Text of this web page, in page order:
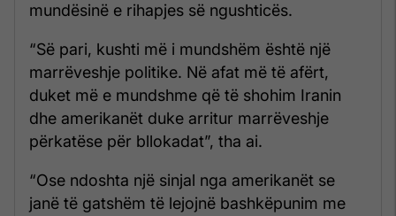
mundësinë e rihapjes së ngushticës.
“Së pari, kushti më i mundshëm është një
marrëveshje politike. Në afat më të afërt,
duket më e mundshme që të shohim Iranin
dhe amerikanët duke arritur marrëveshje
përkatëse për bllokadat”, tha ai.
“Ose ndoshta një sinjal nga amerikanët se
janë të gatshëm të lejojnë bashkëpunim me